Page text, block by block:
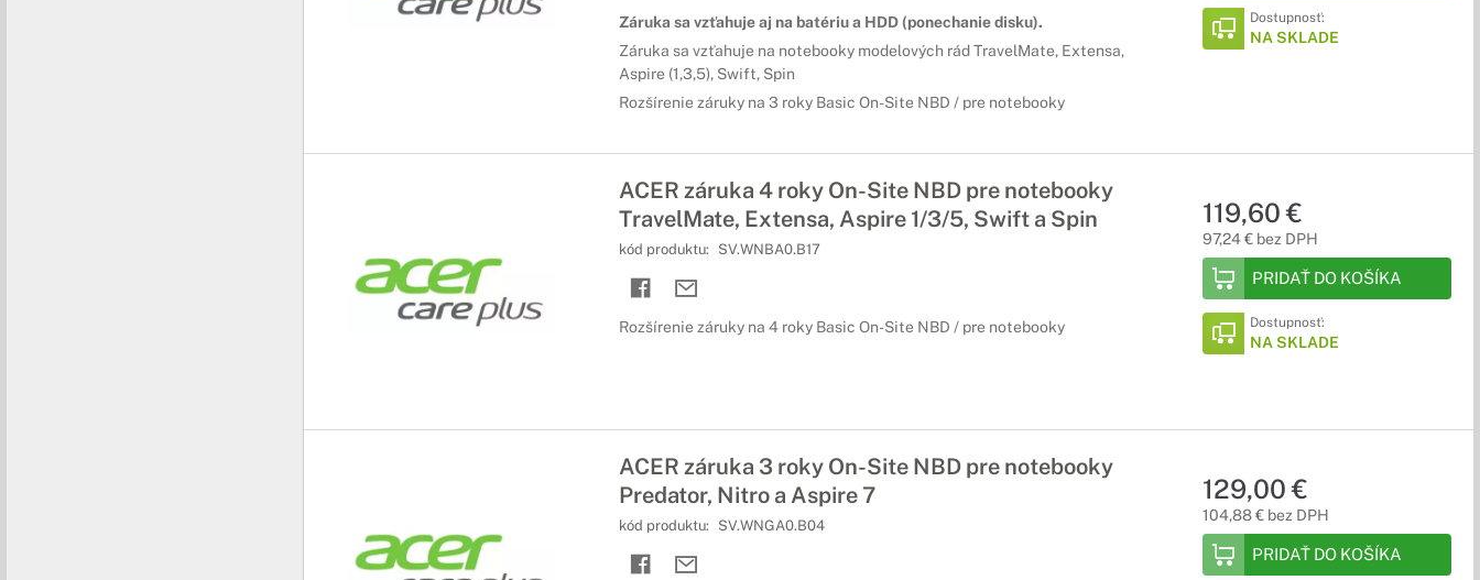
Záruka sa vzťahuje aj na batériu a HDD (ponechanie disku).
Záruka sa vzťahuje na notebooky modelových rád TravelMate, Extensa,
Aspire (1,3,5), Swift, Spin
Rozšírenie záruky na 3 roky Basic On-Site NBD / pre notebooky
Dostupnosť:
NA SKLADE
ACER záruka 4 roky On-Site NBD pre notebooky
TravelMate, Extensa, Aspire 1/3/5, Swift a Spin
kód produktu: SV.WNBA0.B17
Rozšírenie záruky na 4 roky Basic On-Site NBD / pre notebooky
119,60 €
97,24 € bez DPH
PRIDAŤ DO KOŠÍKA
Dostupnosť:
NA SKLADE
ACER záruka 3 roky On-Site NBD pre notebooky
Predator, Nitro a Aspire 7
kód produktu: SV.WNGA0.B04
129,00 €
104,88 € bez DPH
PRIDAŤ DO KOŠÍKA